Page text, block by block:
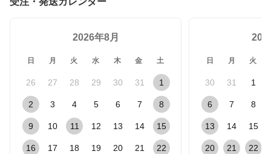
2026年8月
日 月 火 水 木 金 土
26 27 28 29 30 31 1
2 3 4 5 6 7 8
9 10 11 12 13 14 15
16 17 18 19 20 21 22
日 月 火
30 31 1
6 7 8
13 14 15
20 21 22